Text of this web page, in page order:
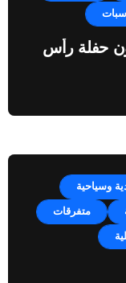
حفلة رأس
وسياحية
متفرقات